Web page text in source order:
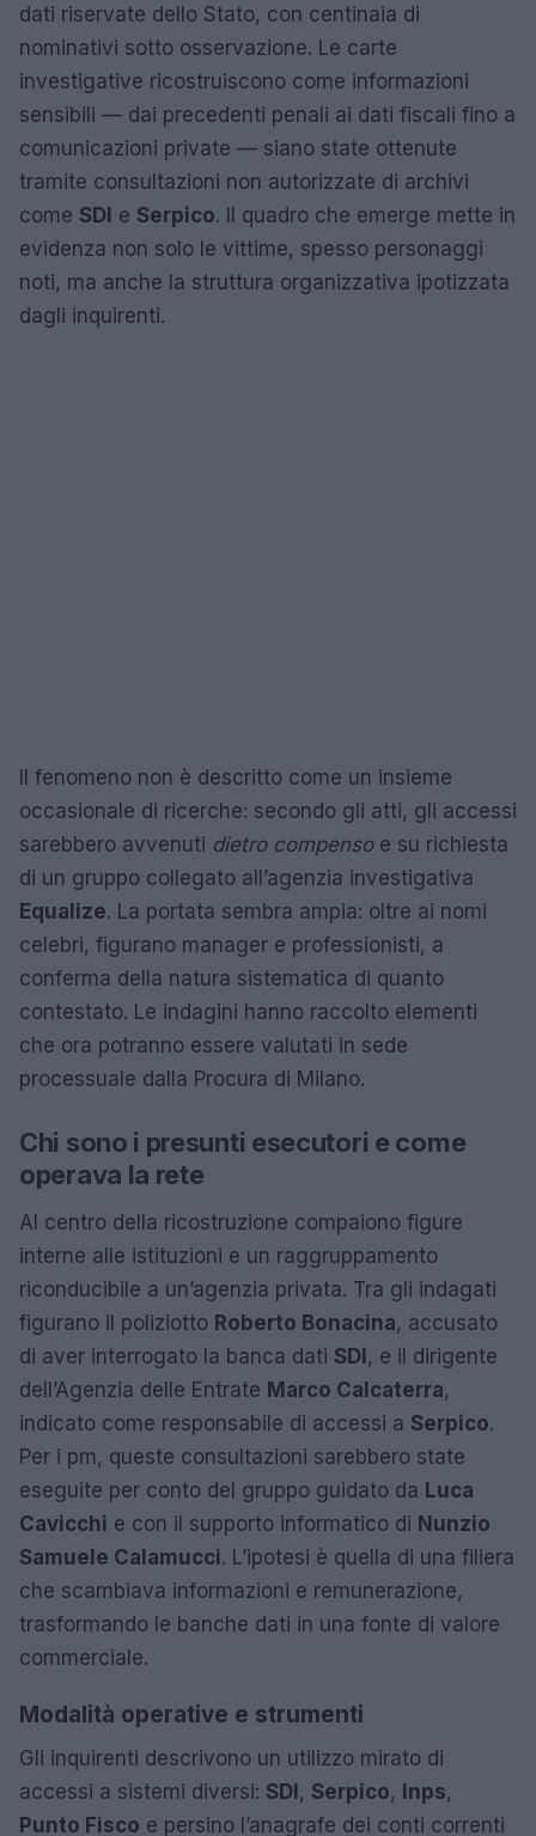
dati riservate dello Stato, con centinaia di
nominativi sotto osservazione. Le carte
investigative ricostruiscono come informazioni
sensibili — dai precedenti penali ai dati fiscali fino a
comunicazioni private — siano state ottenute
tramite consultazioni non autorizzate di archivi
come SDI e Serpico. Il quadro che emerge mette in
evidenza non solo le vittime, spesso personaggi
noti, ma anche la struttura organizzativa ipotizzata
dagli inquirenti.
Il fenomeno non è descritto come un insieme
occasionale di ricerche: secondo gli atti, gli accessi
sarebbero avvenuti dietro compensoe su richiesta
di un gruppo collegato all’agenzia investigativa
Equalize. La portata sembra ampia: oltre ai nomi
celebri, figurano manager e professionisti, a
conferma della natura sistematica di quanto
contestato. Le indagini hanno raccolto elementi
che ora potranno essere valutati in sede
processuale dalla Procura di Milano.
Chi sono i presunti esecutori e come
operava la rete
Al centro della ricostruzione compaiono figure
interne alle istituzioni e un raggruppamento
riconducibile a un’agenzia privata. Tra gli indagati
figurano il poliziotto Roberto Bonacina, accusato
di aver interrogato la banca dati SDI, e il dirigente
dell’Agenzia delle Entrate Marco Calcaterra,
indicato come responsabile di accessi a Serpico.
Per i pm, queste consultazioni sarebbero state
eseguite per conto del gruppo guidato da Luca
Cavicchi e con il supporto informatico di Nunzio
Samuele Calamucci. L’ipotesi è quella di una filiera
che scambiava informazioni e remunerazione,
trasformando le banche dati in una fonte di valore
commerciale.
Modalità operative e strumenti
Gli inquirenti descrivono un utilizzo mirato di
accessi a sistemi diversi: SDI, Serpico, Inps,
Punto Fisco e persino l’anagrafe dei conti correnti